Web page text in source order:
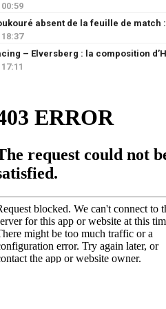
00:59
18:37
– Elversberg : la composition
17:11